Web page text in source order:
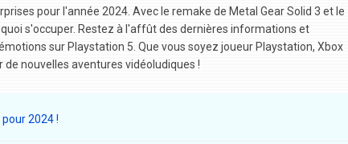
pour l'année 2024. Avec le remake de Metal Gear Solid 3 et le
s'occuper. Restez à l'affût des dernières informations et
sur Playstation 5. Que vous soyez joueur Playstation, Xbox
nouvelles aventures vidéoludiques !
2024 !